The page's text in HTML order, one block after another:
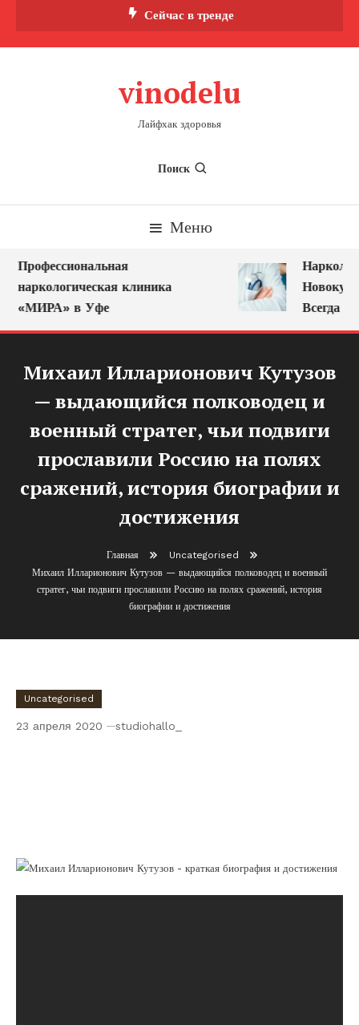
Сейчас в тренде
vinodelu
Лайфхак здоровья
Поиск
Меню
Профессиональная
наркологическая клиника
«МИРА» в Уфе
Нарколог
Всегда
Михаил Илларионович Кутузов
— выдающийся полководец и
военный стратег, чьи подвиги
прославили Россию на полях
сражений, история биографии и
достижения
Главная
Uncategorised
Михаил Илларионович Кутузов — выдающийся полководец и военный
стратег, чьи подвиги прославили Россию на полях сражений, история
биографии и достижения
Uncategorised
23 апреля 2020 studiohallo_